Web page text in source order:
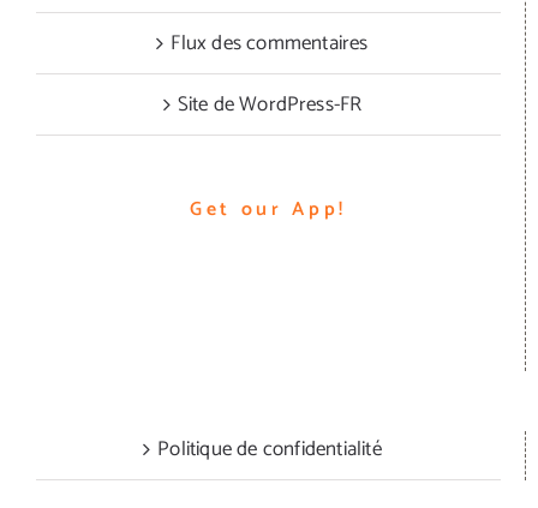
Flux des commentaires
Site de WordPress-FR
Get our App!
Politique de confidentialité